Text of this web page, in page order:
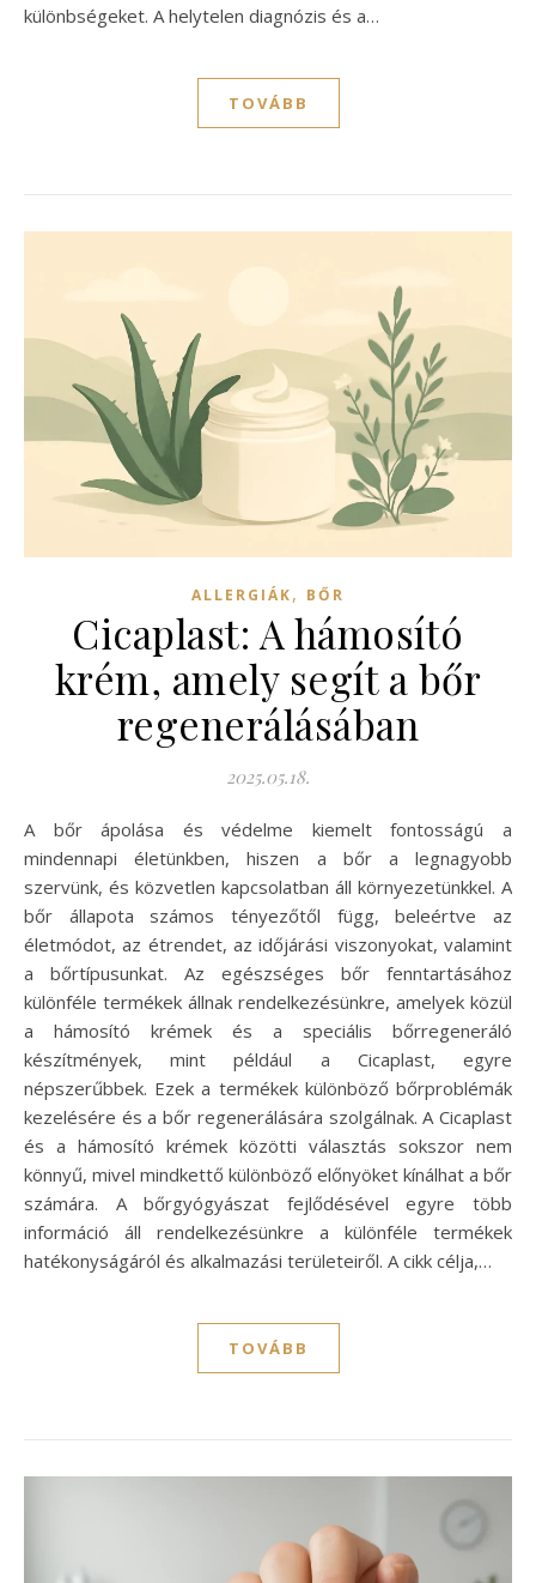
különbségeket. A helytelen diagnózis és a…
TOVÁBB
ALLERGIÁK, BŐR
Cicaplast: A hámosító
krém, amely segít a bőr
regenerálásában
2025.05.18.
A bőr ápolása és védelme kiemelt fontosságú a
mindennapi életünkben, hiszen a bőr a legnagyobb
szervünk, és közvetlen kapcsolatban áll környezetünkkel. A
bőr állapota számos tényezőtől függ, beleértve az
életmódot, az étrendet, az időjárási viszonyokat, valamint
a bőrtípusunkat. Az egészséges bőr fenntartásához
különféle termékek állnak rendelkezésünkre, amelyek közül
a hámosító krémek és a speciális bőrregeneráló
készítmények, mint például a Cicaplast, egyre
népszerűbbek. Ezek a termékek különböző bőrproblémák
kezelésére és a bőr regenerálására szolgálnak. A Cicaplast
és a hámosító krémek közötti választás sokszor nem
könnyű, mivel mindkettő különböző előnyöket kínálhat a bőr
számára. A bőrgyógyászat fejlődésével egyre több
információ áll rendelkezésünkre a különféle termékek
hatékonyságáról és alkalmazási területeiről. A cikk célja,…
TOVÁBB